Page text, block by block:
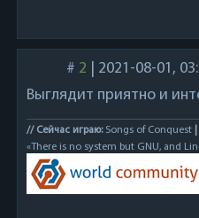
# 2 2021-08-01,
Выглядит приятно и
// Сейчас играю:Songs of Conquest
«There is no system but GNU, and